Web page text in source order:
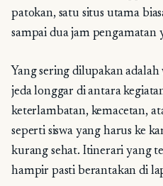
patokan, satu situs utama
sampai dua jam
Yang sering dilupakan
jeda longgar di antara
keterlambatan, kemacetan,
seperti siswa yang harus ke
kurang sehat. Itinerari yang
hampir pasti berantakan di